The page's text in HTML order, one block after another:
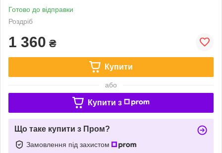
Готово до відправки
Роздріб
1 360 ₴
Купити
або
Купити з
Що таке купити з Пром?
Замовлення під захистом